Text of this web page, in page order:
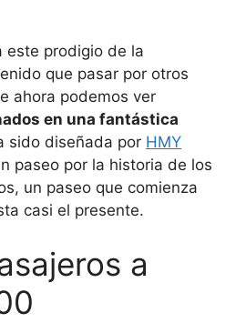
este prodigio de la
que pasar por otros
ahora podemos ver
en una fantástica
sido diseñada por HMY
paseo por la historia de los
un paseo que comienza
casi el presente.
a